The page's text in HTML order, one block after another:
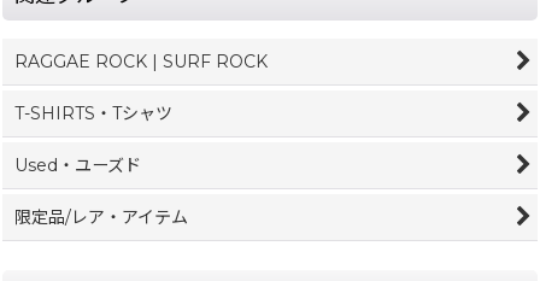
RAGGAE ROCK | SURF ROCK
T-SHIRTS・Tシャツ
Used・ユーズド
限定品/レア・アイテム